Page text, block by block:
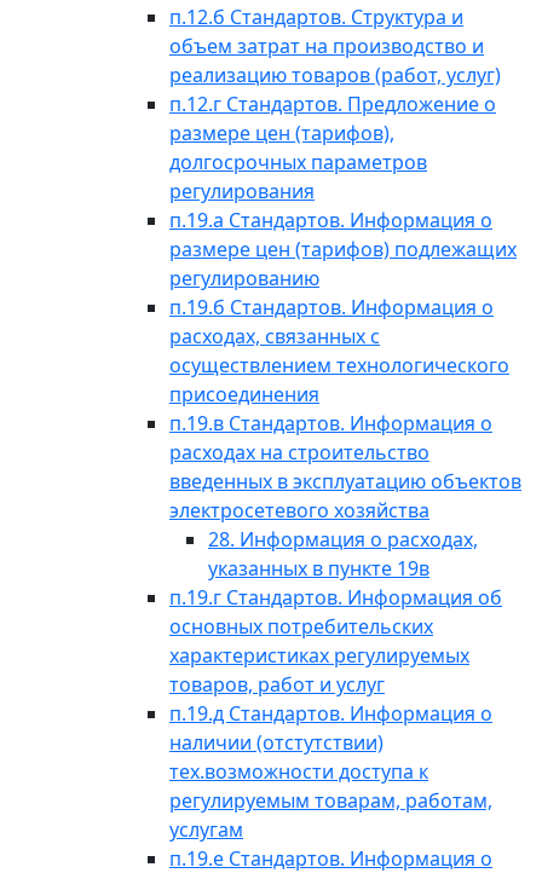
п.12.б Стандартов. Структура и
объем затрат на производство и
реализацию товаров (работ, услуг)
п.12.г Стандартов. Предложение о
размере цен (тарифов),
долгосрочных параметров
регулирования
п.19.а Стандартов. Информация о
размере цен (тарифов) подлежащих
регулированию
п.19.б Стандартов. Информация о
расходах, связанных с
осуществлением технологического
присоединения
п.19.в Стандартов. Информация о
расходах на строительство
введенных в эксплуатацию объектов
электросетевого хозяйства
28. Информация о расходах,
указанных в пункте 19в
п.19.г Стандартов. Информация об
основных потребительских
характеристиках регулируемых
товаров, работ и услуг
п.19.д Стандартов. Информация о
наличии (отстутствии)
тех.возможности доступа к
регулируемым товарам, работам,
услугам
п.19.е Стандартов. Информация о